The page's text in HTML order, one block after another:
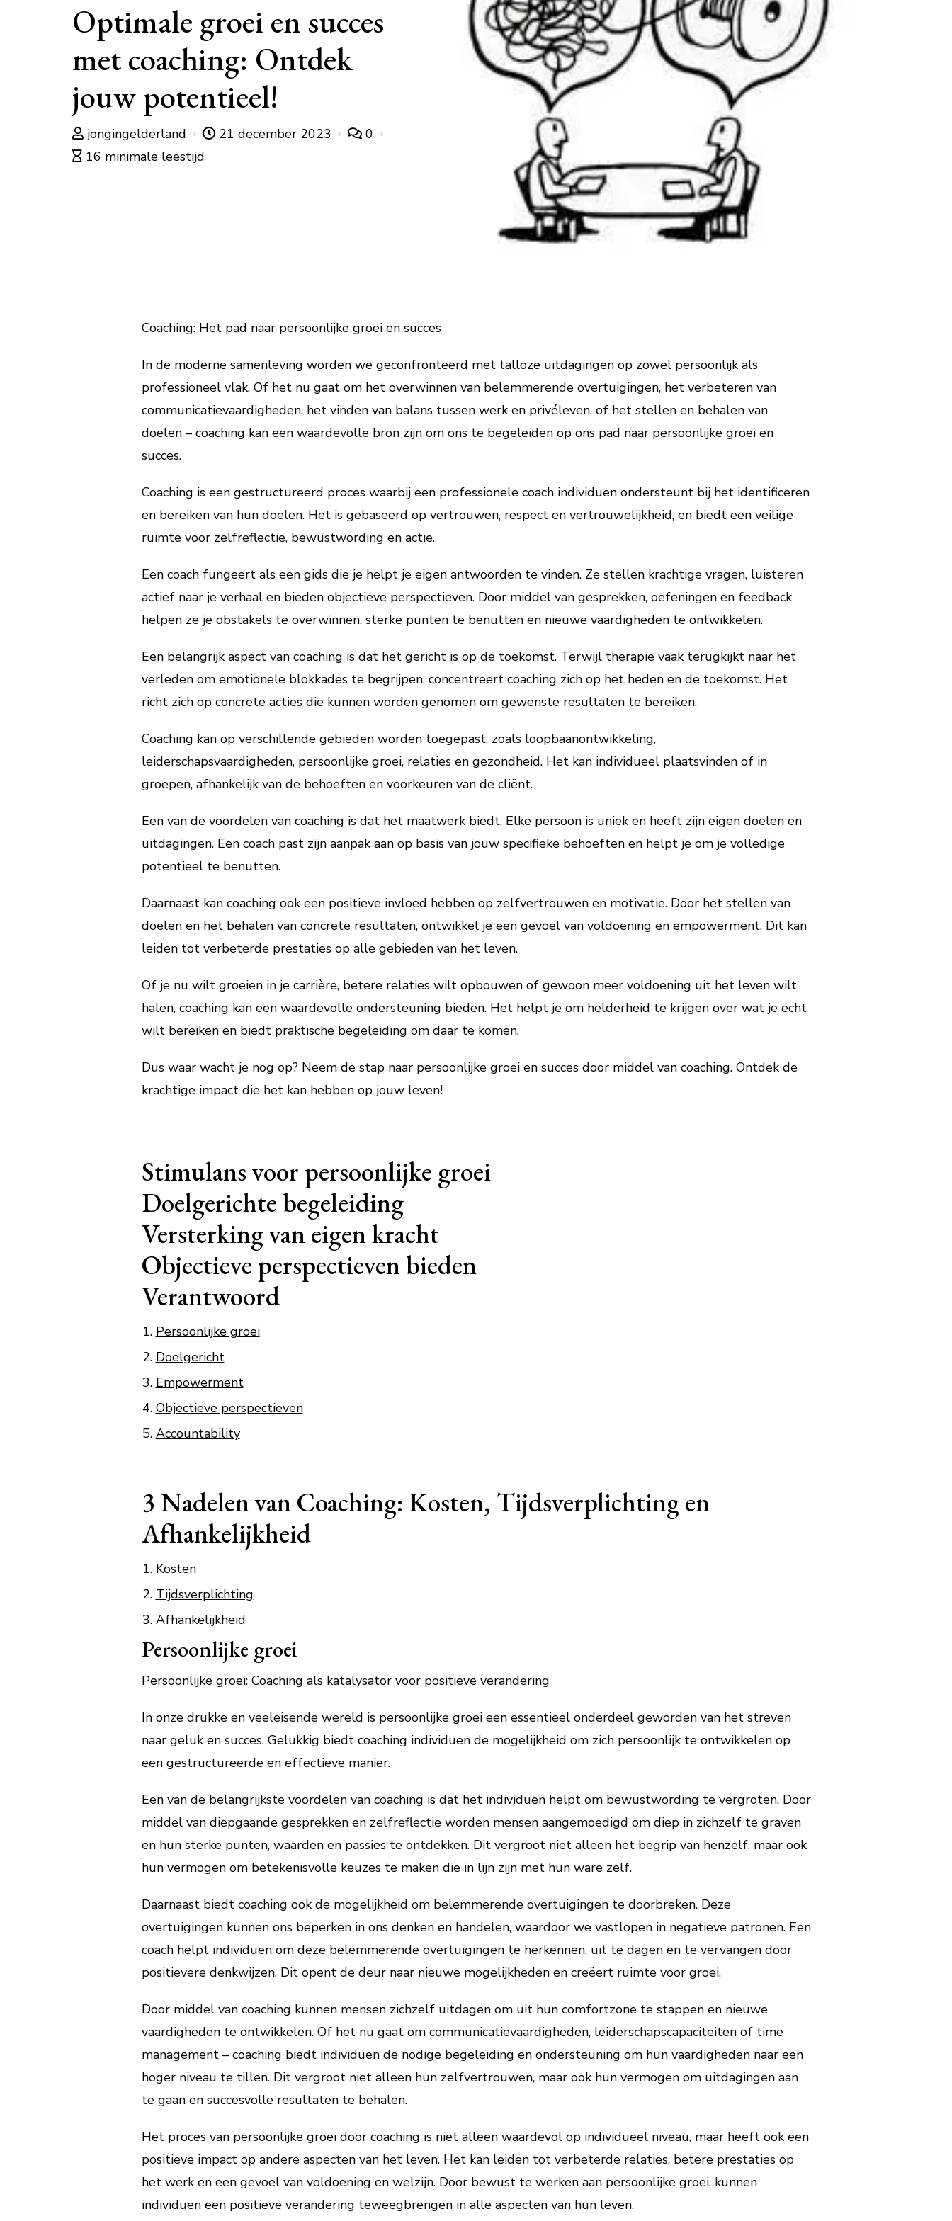
Optimale groei en succes
met coaching: Ontdek
jouw potentieel!
jongingelderland 21 december 2023
0
16 minimale leestijd
Coaching: Het pad naar persoonlijke groei en succes
In de moderne samenleving worden we geconfronteerd met talloze uitdagingen op zowel persoonlijk als
professioneel vlak. Of het nu gaat om het overwinnen van belemmerende overtuigingen, het verbeteren van
communicatievaardigheden, het vinden van balans tussen werk en privéleven, of het stellen en behalen van
doelen – coaching kan een waardevolle bron zijn om ons te begeleiden op ons pad naar persoonlijke groei en
succes.
Coaching is een gestructureerd proces waarbij een professionele coach individuen ondersteunt bij het identificeren
en bereiken van hun doelen. Het is gebaseerd op vertrouwen, respect en vertrouwelijkheid, en biedt een veilige
ruimte voor zelfreflectie, bewustwording en actie.
Een coach fungeert als een gids die je helpt je eigen antwoorden te vinden. Ze stellen krachtige vragen, luisteren
actief naar je verhaal en bieden objectieve perspectieven. Door middel van gesprekken, oefeningen en feedback
helpen ze je obstakels te overwinnen, sterke punten te benutten en nieuwe vaardigheden te ontwikkelen.
Een belangrijk aspect van coaching is dat het gericht is op de toekomst. Terwijl therapie vaak terugkijkt naar het
verleden om emotionele blokkades te begrijpen, concentreert coaching zich op het heden en de toekomst. Het
richt zich op concrete acties die kunnen worden genomen om gewenste resultaten te bereiken.
Coaching kan op verschillende gebieden worden toegepast, zoals loopbaanontwikkeling,
leiderschapsvaardigheden, persoonlijke groei, relaties en gezondheid. Het kan individueel plaatsvinden of in
groepen, afhankelijk van de behoeften en voorkeuren van de cliënt.
Een van de voordelen van coaching is dat het maatwerk biedt. Elke persoon is uniek en heeft zijn eigen doelen en
uitdagingen. Een coach past zijn aanpak aan op basis van jouw specifieke behoeften en helpt je om je volledige
potentieel te benutten.
Daarnaast kan coaching ook een positieve invloed hebben op zelfvertrouwen en motivatie. Door het stellen van
doelen en het behalen van concrete resultaten, ontwikkel je een gevoel van voldoening en empowerment. Dit kan
leiden tot verbeterde prestaties op alle gebieden van het leven.
Of je nu wilt groeien in je carrière, betere relaties wilt opbouwen of gewoon meer voldoening uit het leven wilt
halen, coaching kan een waardevolle ondersteuning bieden. Het helpt je om helderheid te krijgen over wat je echt
wilt bereiken en biedt praktische begeleiding om daar te komen.
Dus waar wacht je nog op? Neem de stap naar persoonlijke groei en succes door middel van coaching. Ontdek de
krachtige impact die het kan hebben op jouw leven!
Stimulans voor persoonlijke groei
Doelgerichte begeleiding
Versterking van eigen kracht
Objectieve perspectieven bieden
Verantwoord
Persoonlijke groei
Doelgericht
Empowerment
Objectieve perspectieven
Accountability
3 Nadelen van Coaching: Kosten, Tijdsverplichting en
Afhankelijkheid
Kosten
Tijdsverplichting
Afhankelijkheid
Persoonlijke groei
Persoonlijke groei: Coaching als katalysator voor positieve verandering
In onze drukke en veeleisende wereld is persoonlijke groei een essentieel onderdeel geworden van het streven
naar geluk en succes. Gelukkig biedt coaching individuen de mogelijkheid om zich persoonlijk te ontwikkelen op
een gestructureerde en effectieve manier.
Een van de belangrijkste voordelen van coaching is dat het individuen helpt om bewustwording te vergroten. Door
middel van diepgaande gesprekken en zelfreflectie worden mensen aangemoedigd om diep in zichzelf te graven
en hun sterke punten, waarden en passies te ontdekken. Dit vergroot niet alleen het begrip van henzelf, maar ook
hun vermogen om betekenisvolle keuzes te maken die in lijn zijn met hun ware zelf.
Daarnaast biedt coaching ook de mogelijkheid om belemmerende overtuigingen te doorbreken. Deze
overtuigingen kunnen ons beperken in ons denken en handelen, waardoor we vastlopen in negatieve patronen. Een
coach helpt individuen om deze belemmerende overtuigingen te herkennen, uit te dagen en te vervangen door
positievere denkwijzen. Dit opent de deur naar nieuwe mogelijkheden en creëert ruimte voor groei.
Door middel van coaching kunnen mensen zichzelf uitdagen om uit hun comfortzone te stappen en nieuwe
vaardigheden te ontwikkelen. Of het nu gaat om communicatievaardigheden, leiderschapscapaciteiten of time
management – coaching biedt individuen de nodige begeleiding en ondersteuning om hun vaardigheden naar een
hoger niveau te tillen. Dit vergroot niet alleen hun zelfvertrouwen, maar ook hun vermogen om uitdagingen aan
te gaan en succesvolle resultaten te behalen.
Het proces van persoonlijke groei door coaching is niet alleen waardevol op individueel niveau, maar heeft ook een
positieve impact op andere aspecten van het leven. Het kan leiden tot verbeterde relaties, betere prestaties op
het werk en een gevoel van voldoening en welzijn. Door bewust te werken aan persoonlijke groei, kunnen
individuen een positieve verandering teweegbrengen in alle aspecten van hun leven.